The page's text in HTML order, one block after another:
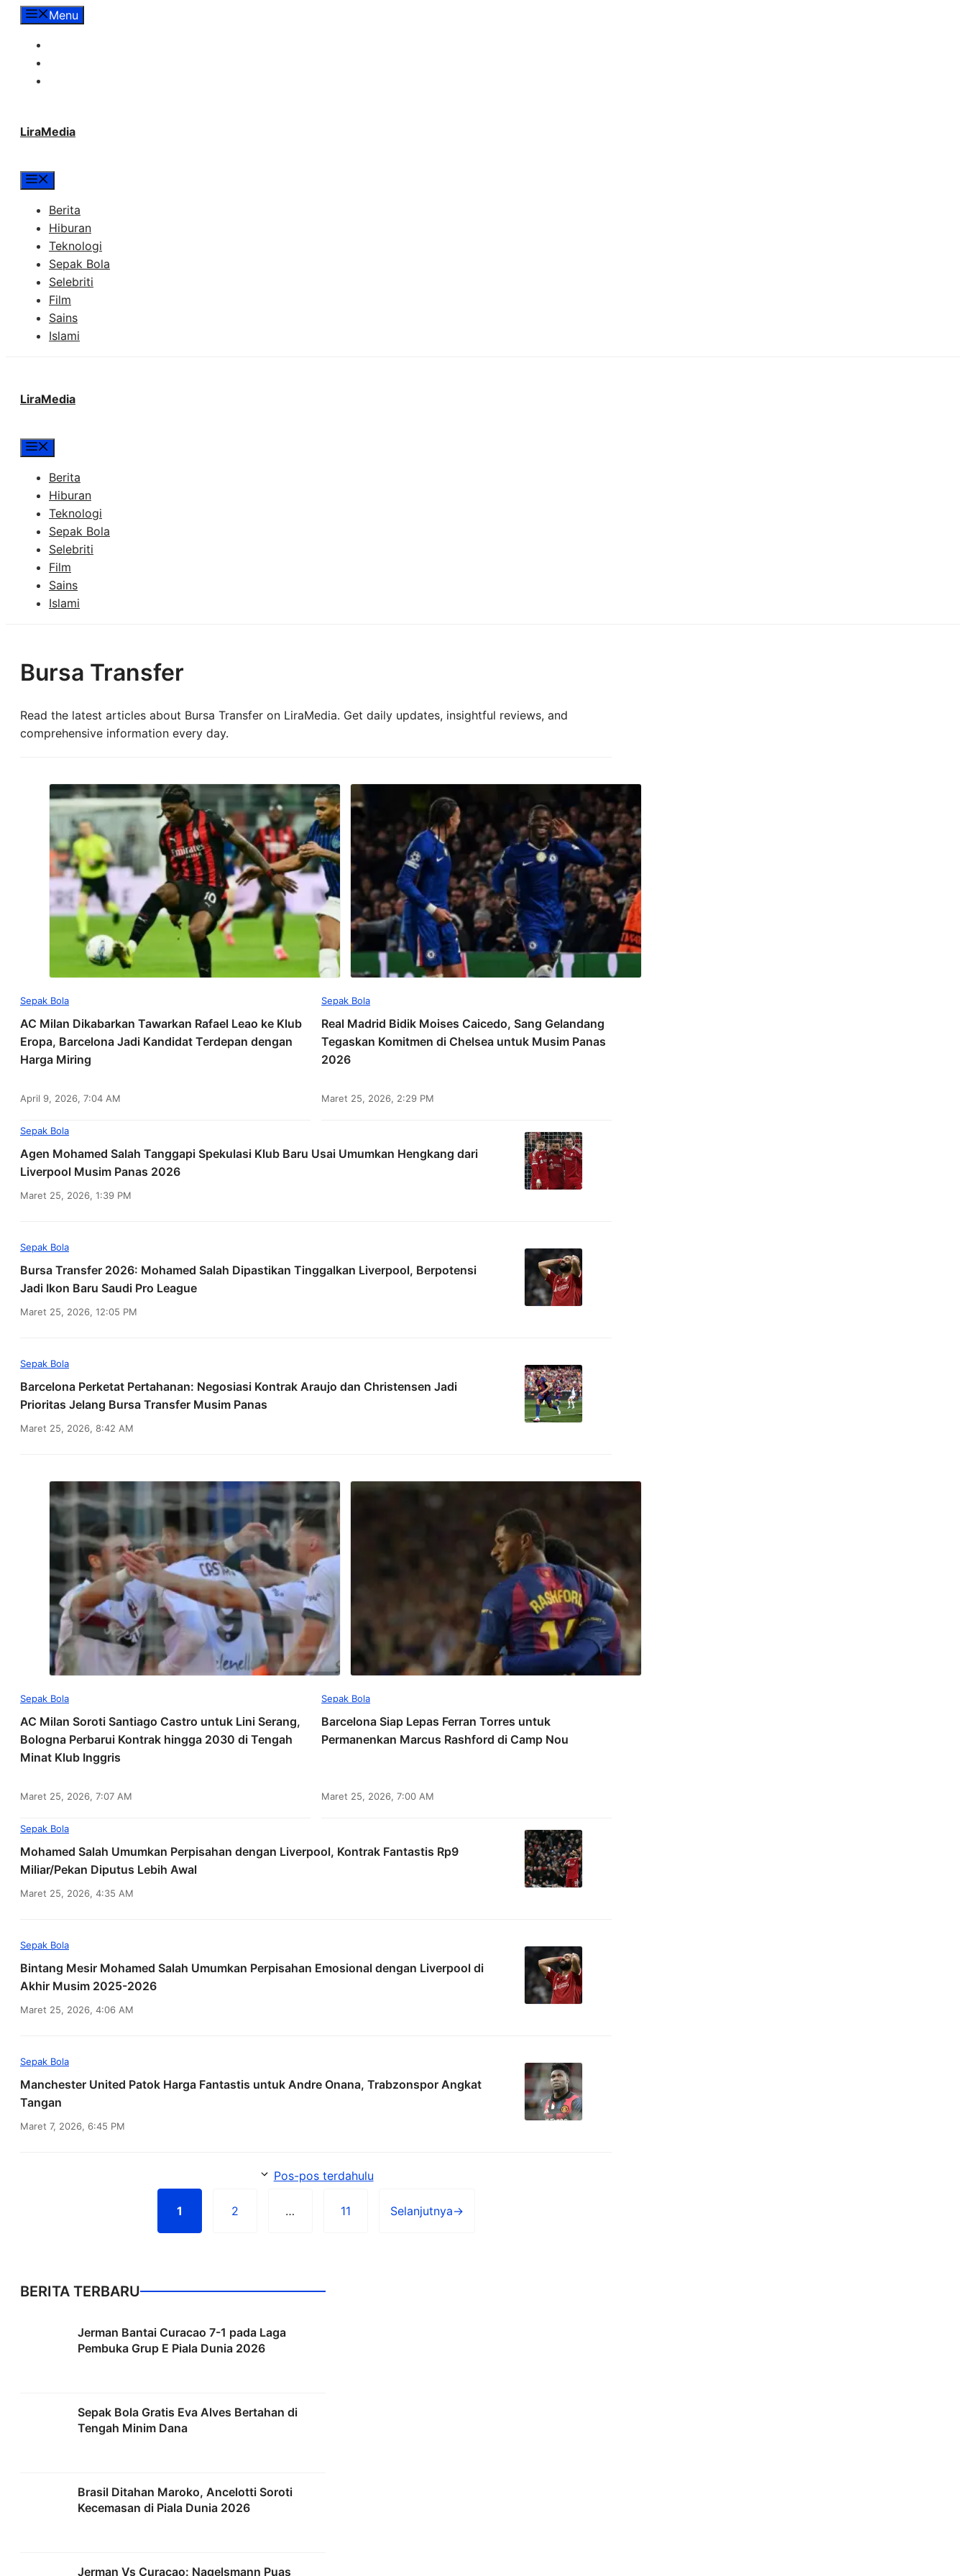
LangsungMenu
LiraMedia
Berita
Hiburan
Teknologi
Sepak Bola
Selebriti
Film
Sains
Islami
LiraMedia
Berita
Hiburan
Teknologi
Sepak Bola
Selebriti
Film
Sains
Islami
Bursa Transfer
Read the latest articles about Bursa Transfer on LiraMedia. Get daily updates, insightful reviews, and
comprehensive information every day.
Sepak Bola
AC Milan Dikabarkan Tawarkan Rafael Leao ke Klub
Eropa, Barcelona Jadi Kandidat Terdepan dengan
Harga Miring
April 9, 2026, 7:04 AM
Sepak Bola
Real Madrid Bidik Moises Caicedo, Sang Gelandang
Tegaskan Komitmen di Chelsea untuk Musim Panas
2026
Maret 25, 2026, 2:29 PM
Sepak Bola
Agen Mohamed Salah Tanggapi Spekulasi Klub Baru Usai Umumkan Hengkang dari
Liverpool Musim Panas 2026
Maret 25, 2026, 1:39 PM
Sepak Bola
Bursa Transfer 2026: Mohamed Salah Dipastikan Tinggalkan Liverpool, Berpotensi
Jadi Ikon Baru Saudi Pro League
Maret 25, 2026, 12:05 PM
Sepak Bola
Barcelona Perketat Pertahanan: Negosiasi Kontrak Araujo dan Christensen Jadi
Prioritas Jelang Bursa Transfer Musim Panas
Maret 25, 2026, 8:42 AM
Sepak Bola
AC Milan Soroti Santiago Castro untuk Lini Serang,
Bologna Perbarui Kontrak hingga 2030 di Tengah
Minat Klub Inggris
Maret 25, 2026, 7:07 AM
Sepak Bola
Barcelona Siap Lepas Ferran Torres untuk
Permanenkan Marcus Rashford di Camp Nou
Maret 25, 2026, 7:00 AM
Sepak Bola
Mohamed Salah Umumkan Perpisahan dengan Liverpool, Kontrak Fantastis Rp9
Miliar/Pekan Diputus Lebih Awal
Maret 25, 2026, 4:35 AM
Sepak Bola
Bintang Mesir Mohamed Salah Umumkan Perpisahan Emosional dengan Liverpool di
Akhir Musim 2025-2026
Maret 25, 2026, 4:06 AM
Sepak Bola
Manchester United Patok Harga Fantastis untuk Andre Onana, Trabzonspor Angkat
Tangan
Maret 7, 2026, 6:45 PM
Pos-pos terdahulu
Halaman
1
Halaman
2 …
Halaman
11 Selanjutnya→
BERITA TERBARU
Jerman Bantai Curacao 7-1 pada Laga
Pembuka Grup E Piala Dunia 2026
Sepak Bola Gratis Eva Alves Bertahan di
Tengah Minim Dana
Brasil Ditahan Maroko, Ancelotti Soroti
Kecemasan di Piala Dunia 2026
Jerman Vs Curacao: Nagelsmann Puas